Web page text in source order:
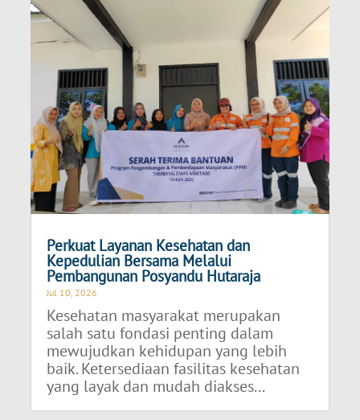
Perkuat Layanan Kesehatan dan
Kepedulian Bersama Melalui
Pembangunan Posyandu Hutaraja
Jul 10, 2026
Kesehatan masyarakat merupakan
salah satu fondasi penting dalam
mewujudkan kehidupan yang lebih
baik. Ketersediaan fasilitas kesehatan
yang layak dan mudah diakses...